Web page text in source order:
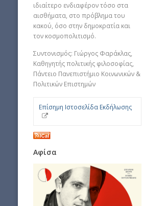
ιδιαίτερο ενδιαφέρον τόσο στα
αισθήματα, στο πρόβλημα του
κακού, όσο στην δημοκρατία και
τον κοσμοπολιτισμό.
Συντονισμός: Γιώργος Φαράκλας,
Καθηγητής πολιτικής φιλοσοφίας,
Πάντειο Πανεπιστήμιο Κοινωνικών &
Πολιτικών Επιστημών
Επίσημη Ιστοσελίδα Εκδήλωσης
Αφίσα